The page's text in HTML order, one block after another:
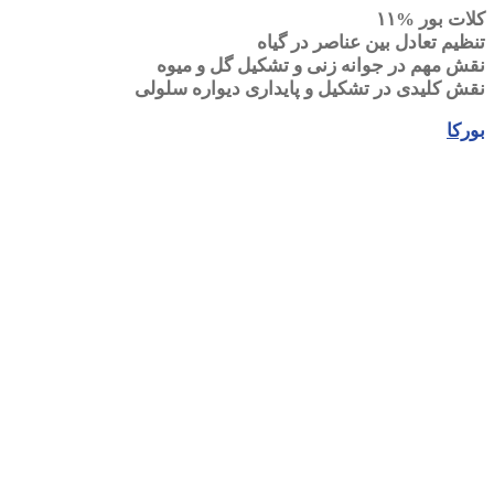
کلات بور %۱۱
تنظیم تعادل بین عناصر در گیاه
نقش مهم در جوانه زنی و تشکیل گل و میوه
نقش کلیدی در تشکیل و پایداری دیواره سلولی
بورکا